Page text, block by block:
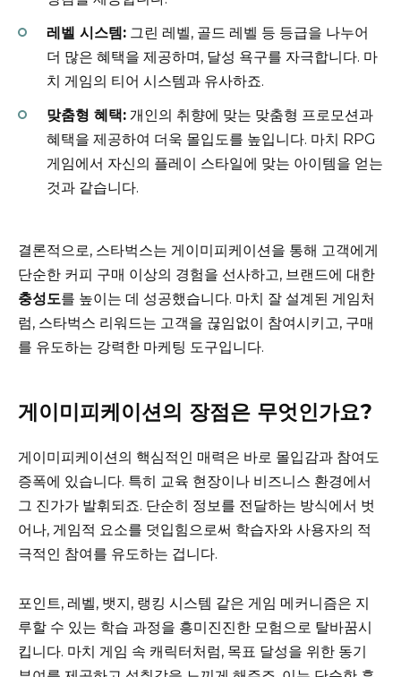
레벨 시스템: 그린 레벨, 골드 레벨 등 등급을 나누어
더 많은 혜택을 제공하며, 달성 욕구를 자극합니다. 마
치 게임의 티어 시스템과 유사하죠.
맞춤형 혜택: 개인의 취향에 맞는 맞춤형 프로모션과
혜택을 제공하여 더욱 몰입도를 높입니다. 마치 RPG
게임에서 자신의 플레이 스타일에 맞는 아이템을 얻는
것과 같습니다.
결론적으로, 스타벅스는 게이미피케이션을 통해 고객에게
단순한 커피 구매 이상의 경험을 선사하고, 브랜드에 대한
충성도를 높이는 데 성공했습니다. 마치 잘 설계된 게임처
럼, 스타벅스 리워드는 고객을 끊임없이 참여시키고, 구매
를 유도하는 강력한 마케팅 도구입니다.
게이미피케이션의 장점은 무엇인가요?
게이미피케이션의 핵심적인 매력은 바로 몰입감과 참여도
증폭에 있습니다. 특히 교육 현장이나 비즈니스 환경에서
그 진가가 발휘되죠. 단순히 정보를 전달하는 방식에서 벗
어나, 게임적 요소를 덧입힘으로써 학습자와 사용자의 적
극적인 참여를 유도하는 겁니다.
포인트, 레벨, 뱃지, 랭킹 시스템 같은 게임 메커니즘은 지
루할 수 있는 학습 과정을 흥미진진한 모험으로 탈바꿈시
킵니다. 마치 게임 속 캐릭터처럼, 목표 달성을 위한 동기